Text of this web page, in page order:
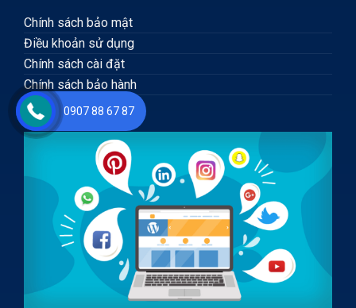
Chính sách bảo mật
Điều khoản sử dụng
Chính sách cài đặt
Chính sách bảo hành
Hướng dẫn thanh toán
0907 88 67 87